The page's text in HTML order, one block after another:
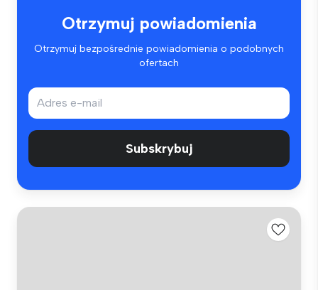
Otrzymuj powiadomienia
Otrzymuj bezpośrednie powiadomienia o podobnych
ofertach
Subskrybuj